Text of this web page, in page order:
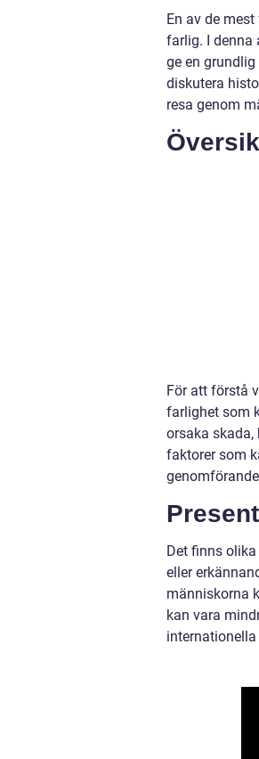
En av de
farlig. I denna
ge en
diskutera
resa genom
För att förstå
farlighet som
orsaka
faktorer som
Det finns
eller
människorna
kan vara